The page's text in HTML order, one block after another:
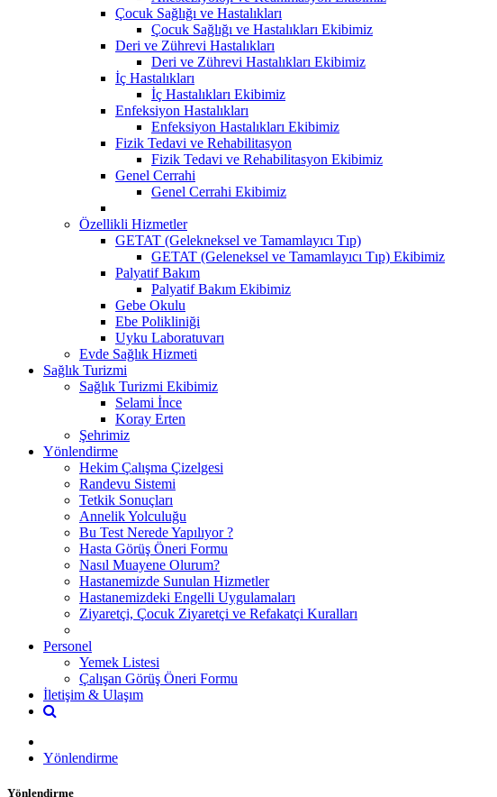
Çocuk Sağlığı ve Hastalıkları
Çocuk Sağlığı ve Hastalıkları Ekibimiz
Deri ve Zührevi Hastalıkları
Deri ve Zührevi Hastalıkları Ekibimiz
İç Hastalıkları
İç Hastalıkları Ekibimiz
Enfeksiyon Hastalıkları
Enfeksiyon Hastalıkları Ekibimiz
Fizik Tedavi ve Rehabilitasyon
Fizik Tedavi ve Rehabilitasyon Ekibimiz
Genel Cerrahi
Genel Cerrahi Ekibimiz
Özellikli Hizmetler
GETAT (Gelekneksel ve Tamamlayıcı Tıp)
GETAT (Geleneksel ve Tamamlayıcı Tıp) Ekibimiz
Palyatif Bakım
Palyatif Bakım Ekibimiz
Gebe Okulu
Ebe Polikliniği
Uyku Laboratuvarı
Evde Sağlık Hizmeti
Sağlık Turizmi
Sağlık Turizmi Ekibimiz
Selami İnce
Koray Erten
Şehrimiz
Yönlendirme
Hekim Çalışma Çizelgesi
Randevu Sistemi
Tetkik Sonuçları
Annelik Yolculuğu
Bu Test Nerede Yapılıyor ?
Hasta Görüş Öneri Formu
Nasıl Muayene Olurum?
Hastanemizde Sunulan Hizmetler
Hastanemizdeki Engelli Uygulamaları
Ziyaretçi, Çocuk Ziyaretçi ve Refakatçi Kuralları
Personel
Yemek Listesi
Çalışan Görüş Öneri Formu
İletişim & Ulaşım
Yönlendirme
Yönlendirme